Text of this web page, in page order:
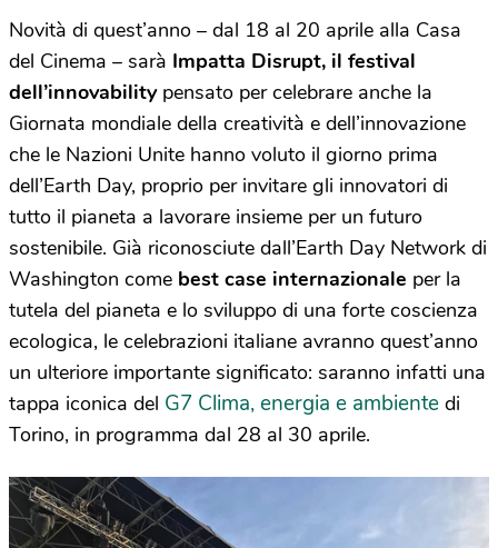
Novità di quest’anno – dal 18 al 20 aprile alla Casa
del Cinema – sarà Impatta Disrupt, il festival
dell’innovabilitypensato per celebrare anche la
Giornata mondiale della creatività e dell’innovazione
che le Nazioni Unite hanno voluto il giorno prima
dell’Earth Day, proprio per invitare gli innovatori di
tutto il pianeta a lavorare insieme per un futuro
sostenibile. Già riconosciute dall’Earth Day Network di
Washington come best case internazionale per la
tutela del pianeta e lo sviluppo di una forte coscienza
ecologica, le celebrazioni italiane avranno quest’anno
un ulteriore importante significato: saranno infatti una
tappa iconica del G7 Clima, energia e ambiente di
Torino, in programma dal 28 al 30 aprile.